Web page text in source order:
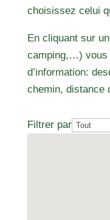
choisissez celui
En cliquant sur
camping,…) vous
d’information:
chemin, distance
Filtrer par